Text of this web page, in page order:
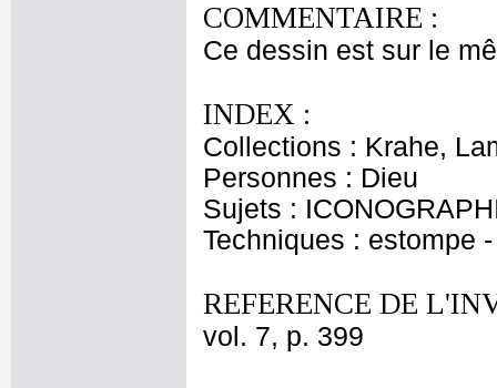
COMMENTAIRE :
Ce dessin est sur le
INDEX :
Collections : Krahe,
Personnes : Dieu
Sujets :
Techniques : estompe
REFERENCE DE
vol. 7, p. 399